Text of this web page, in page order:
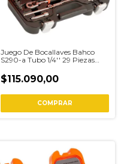
Juego De Bocallaves Bahco
S290-a Tubo 1/4'' 29 Piezas
$115.090,00